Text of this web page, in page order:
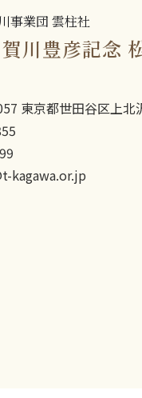
事業団 雲柱社
賀川豊彦記念
東京都世田谷区上北
kagawa.or.jp